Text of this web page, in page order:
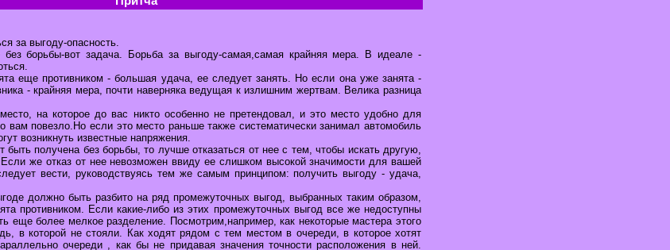
за выгоду-опасность.
без борьбы-вот задача. Борьба за выгоду-самая,самая крайняя мера. В идеале -
еще противником - большая удача, ее следует занять. Но если она уже занята -
- крайняя мера, почти наверняка ведущая к излишним жертвам. Велика разница
на которое до вас никто особенно не претендовал, и это место удобно для
вам повезло.Но если это место раньше также систематически занимал автомобиль
возникнуть известные напряжения.
быть получена без борьбы, то лучше отказаться от нее с тем, чтобы искать другую,
же отказ от нее невозможен ввиду ее слишком высокой значимости для вашей
вести, руководствуясь тем же самым принципом: получить выгоду - удача,
должно быть разбито на ряд промежуточных выгод, выбранных таким образом,
противником. Если какие-либо из этих промежуточных выгод все же недоступны
еще более мелкое разделение. Посмотрим,например, как некоторые мастера этого
в которой не стояли. Как ходят рядом с тем местом в очереди, в которое хотят
очереди , как бы не придавая значения точности расположения в ней.